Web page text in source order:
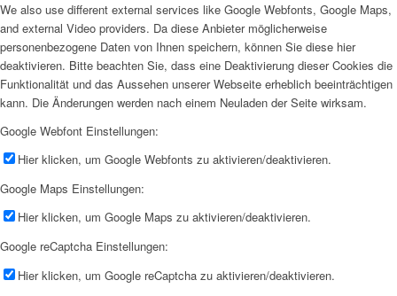
We also use different external services like Google Webfonts, Google Maps,
and external Video providers. Da diese Anbieter möglicherweise
personenbezogene Daten von Ihnen speichern, können Sie diese hier
deaktivieren. Bitte beachten Sie, dass eine Deaktivierung dieser Cookies die
Funktionalität und das Aussehen unserer Webseite erheblich beeinträchtigen
kann. Die Änderungen werden nach einem Neuladen der Seite wirksam.
Google Webfont Einstellungen:
Hier klicken, um Google Webfonts zu aktivieren/deaktivieren.
Google Maps Einstellungen:
Hier klicken, um Google Maps zu aktivieren/deaktivieren.
Google reCaptcha Einstellungen:
Hier klicken, um Google reCaptcha zu aktivieren/deaktivieren.